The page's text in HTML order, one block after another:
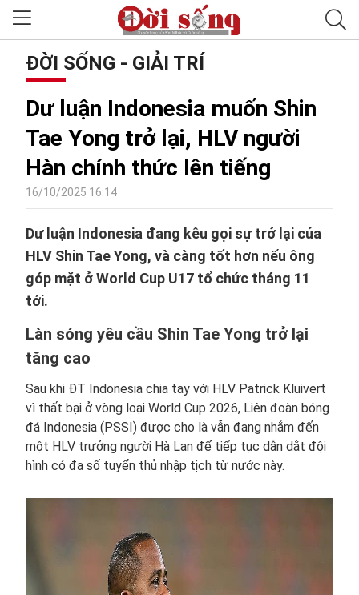
ĐỜI SỐNG - GIẢI TRÍ
Dư luận Indonesia muốn Shin
Tae Yong trở lại, HLV người
Hàn chính thức lên tiếng
16/10/2025 16:14
Dư luận Indonesia đang kêu gọi sự trở lại của
HLV Shin Tae Yong, và càng tốt hơn nếu ông
góp mặt ở World Cup U17 tổ chức tháng 11
tới.
Làn sóng yêu cầu Shin Tae Yong trở lại
tăng cao
Sau khi ĐT Indonesia chia tay với HLV Patrick Kluivert
vì thất bại ở vòng loại World Cup 2026, Liên đoàn bóng
đá Indonesia (PSSI) được cho là vẫn đang nhắm đến
một HLV trưởng người Hà Lan để tiếp tục dẫn dắt đội
hình có đa số tuyển thủ nhập tịch từ nước này.